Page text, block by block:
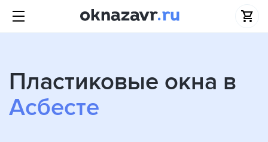
Пластиковые окна в
Асбесте